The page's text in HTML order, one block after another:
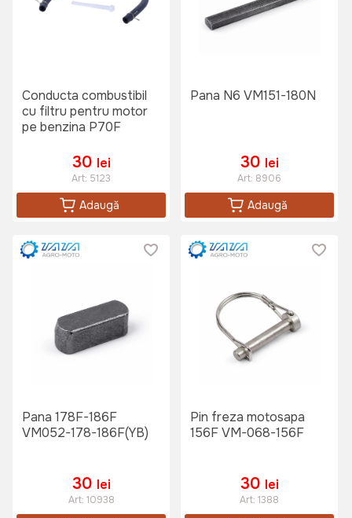
Conducta combustibil
cu filtru pentru motor
pe benzina P70F
30 lei
Art: 5123
Adaugă
Pana N6 VM151-180N
30 lei
Art: 8906
Adaugă
Pana 178F-186F
VM052-178-186F(YB)
30 lei
Art: 10938
Pin freza motosapa
156F VM-068-156F
30 lei
Art: 1388